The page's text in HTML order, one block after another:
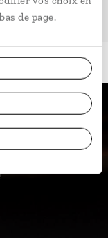
de page.